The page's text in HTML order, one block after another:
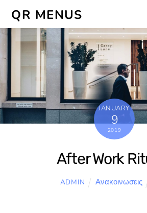
content
QR MENUS
JANUARY
9
2019
After Work
ADMIN Ανακοινωσεις